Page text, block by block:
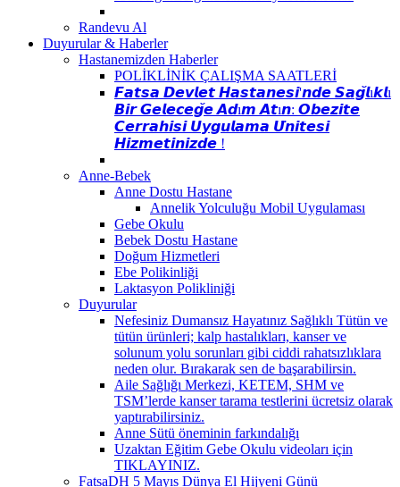
Randevu Al
Duyurular & Haberler
Hastanemizden Haberler
POLİKLİNİK ÇALIŞMA SAATLERİ
𝙁𝙖𝙩𝙨𝙖 𝘿𝙚𝙫𝙡𝙚𝙩 𝙃𝙖𝙨𝙩𝙖𝙣𝙚𝙨𝙞'𝙣𝙙𝙚 𝙎𝙖𝙜̆𝙡ı𝙠𝙡ı
𝘽𝙞𝙧 𝙂𝙚𝙡𝙚𝙘𝙚𝙜̆𝙚 𝘼𝙙ı𝙢 𝘼𝙩ı𝙣: 𝙊𝙗𝙚𝙯𝙞𝙩𝙚
𝘾𝙚𝙧𝙧𝙖𝙝𝙞𝙨𝙞 𝙐𝙮𝙜𝙪𝙡𝙖𝙢𝙖 𝙐̈𝙣𝙞𝙩𝙚𝙨𝙞
𝙃𝙞𝙯𝙢𝙚𝙩𝙞𝙣𝙞𝙯𝙙𝙚 !
Anne-Bebek
Anne Dostu Hastane
Annelik Yolculuğu Mobil Uygulaması
Gebe Okulu
Bebek Dostu Hastane
Doğum Hizmetleri
Ebe Polikinliği
Laktasyon Polikliniği
Duyurular
Nefesiniz Dumansız Hayatınız Sağlıklı Tütün ve
tütün ürünleri; kalp hastalıkları, kanser ve
solunum yolu sorunları gibi ciddi rahatsızlıklara
neden olur. Bırakarak sen de başarabilirsin.
Aile Sağlığı Merkezi, KETEM, SHM ve
TSM’lerde kanser tarama testlerini ücretsiz olarak
yaptırabilirsiniz.
Anne Sütü öneminin farkındalığı
Uzaktan Eğitim Gebe Okulu videoları için
TIKLAYINIZ.
FatsaDH 5 Mayıs Dünya El Hijyeni Günü